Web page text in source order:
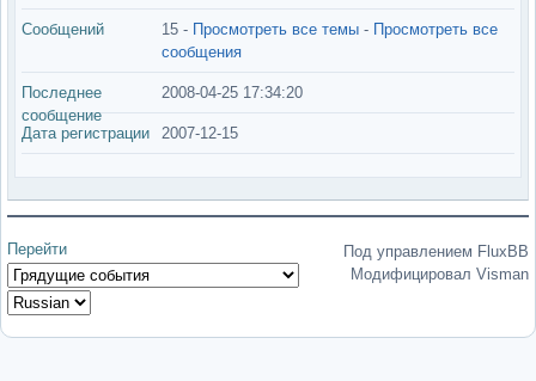
Сообщений 15 - Просмотреть все темы - Просмотреть все
сообщения
Последнее
сообщение
2008-04-25 17:34:20
Дата регистрации 2007-12-15
Перейти
Под управлением FluxBB
Модифицировал Visman